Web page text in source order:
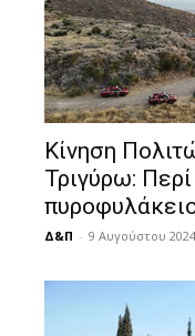
Κίνηση
Τριγύρω:
Δ&Π - 9 Αυγούστου 2024